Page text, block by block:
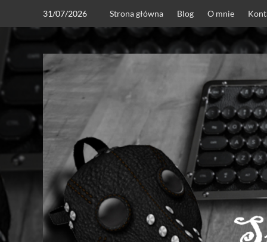
31/07/2026 Strona główna Blog O mnie